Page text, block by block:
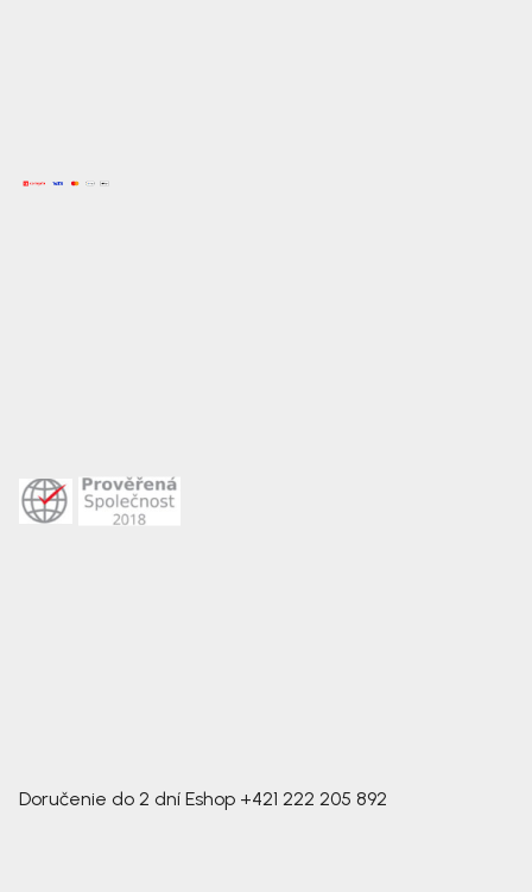
Doručenie do 2 dní Eshop +421 222 205 892